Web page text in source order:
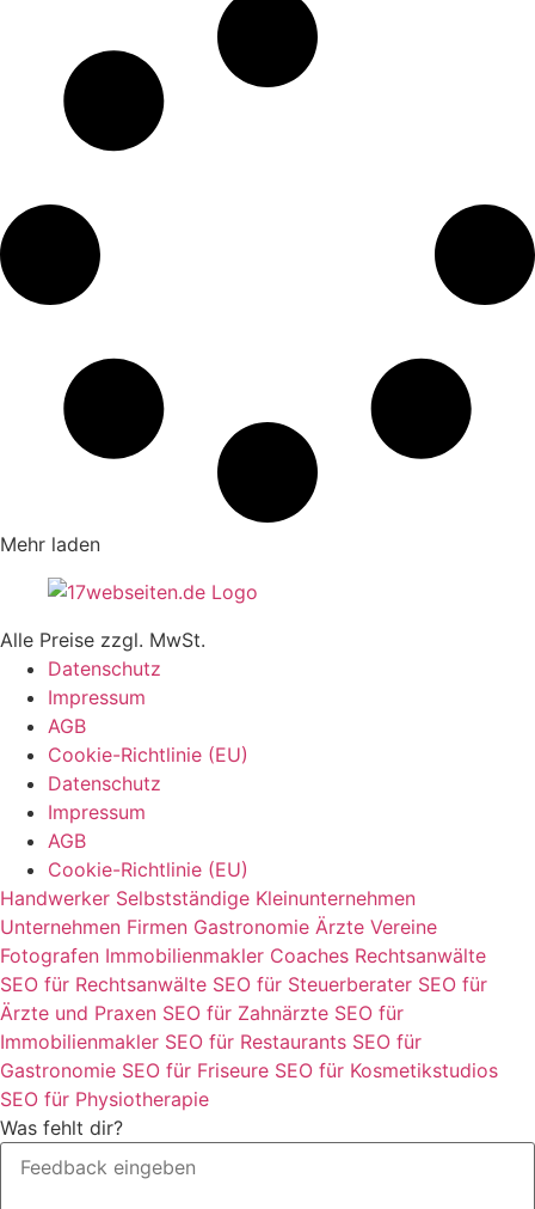
Mehr laden
Alle Preise zzgl. MwSt.
Datenschutz
Impressum
AGB
Cookie-Richtlinie (EU)
Datenschutz
Impressum
AGB
Cookie-Richtlinie (EU)
Handwerker Selbstständige Kleinunternehmen
Unternehmen Firmen Gastronomie Ärzte Vereine
Fotografen Immobilienmakler Coaches Rechtsanwälte
SEO für Rechtsanwälte SEO für Steuerberater SEO für
Ärzte und Praxen SEO für Zahnärzte SEO für
Immobilienmakler SEO für Restaurants SEO für
Gastronomie SEO für Friseure SEO für Kosmetikstudios
SEO für Physiotherapie
Was fehlt dir?